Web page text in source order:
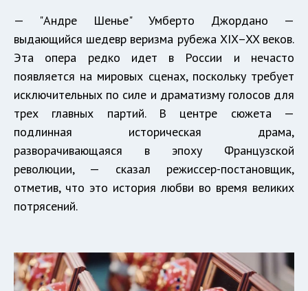
— "Андре Шенье" Умберто Джордано —
выдающийся шедевр веризма рубежа XIX–XX веков.
Эта опера редко идет в России и нечасто
появляется на мировых сценах, поскольку требует
исключительных по силе и драматизму голосов для
трех главных партий. В центре сюжета —
подлинная историческая драма,
разворачивающаяся в эпоху Французской
революции, — сказал режиссер-постановщик,
отметив, что это история любви во время великих
потрясений.